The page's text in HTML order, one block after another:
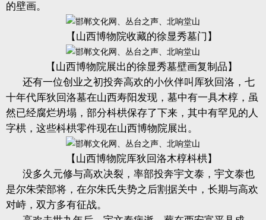
的壁画。
【山西博物院收藏的徐显秀墓门】
【山西博物院展出的徐显秀墓壁画复制品】
还有一位创业之初投奔高欢的小伙伴叫厍狄回洛，七
十年代厍狄回洛墓在山西寿阳发现，墓中有一具木椁，虽
然已经腐烂坍塌，部分枓栱保存了下来，其中有罕见的人
字栱，这些枓栱零件现在山西博物院展出。
【山西博物院厍狄回洛木椁枓栱】
没多久元修与高欢决裂，率部投奔宇文泰，宇文泰也
是尔朱荣部将，在尔朱氏失势之后割据关中，长期与高欢
对峙，双方多有征战。